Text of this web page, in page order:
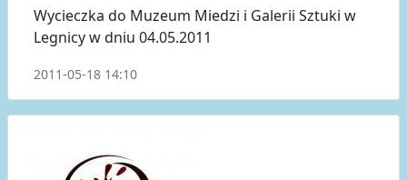
Wycieczka do Muzeum Miedzi i Galerii Sztuki w
Legnicy w dniu 04.05.2011
2011-05-18 14:10